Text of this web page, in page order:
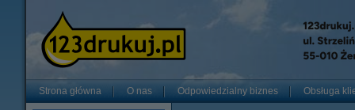
Strona główna O nas Odpowiedzialny biznes Obsługa